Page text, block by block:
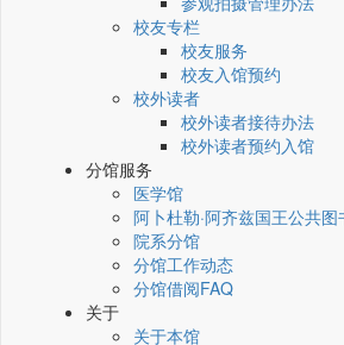
校友专栏
校友服务
校友入馆预约
校外读者
校外读者接待办法
校外读者预约入馆
分馆服务
医学馆
阿卜杜勒·阿齐兹国王公共
院系分馆
分馆工作动态
分馆借阅FAQ
关于
关于本馆